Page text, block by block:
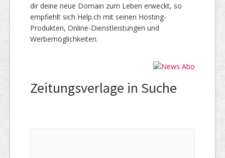
dir deine neue Domain zum Leben erweckt, so
empfiehlt sich Help.ch mit seinen Hosting-
Produkten, Online-Dienstleistungen und
Werbemöglichkeiten.
Zeitungsverlage in Suche